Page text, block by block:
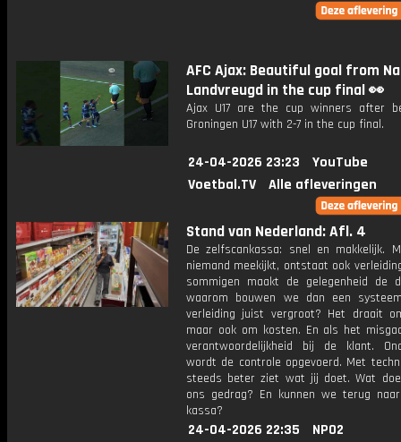
AFC Ajax: Beautiful goal from
Landvreugd in the cup final 👀
Ajax U17 are the cup winners after
Groningen U17 with 2-7 in the cup final.
24-04-2026 23:23
YouTube
Voetbal.TV
Alle afleveringen
Stand van Nederland: Afl. 4
De zelfscankassa: snel en makkelijk.
niemand meekijkt, ontstaat ook
sommigen maakt de gelegenheid de
waarom bouwen we dan een
verleiding juist vergroot? Het draait
maar ook om kosten. En als het
verantwoordelijkheid bij de klant.
wordt de controle opgevoerd. Met
steeds beter ziet wat jij doet. Wat
ons gedrag? En kunnen we terug
kassa?
24-04-2026 22:35
NPO2